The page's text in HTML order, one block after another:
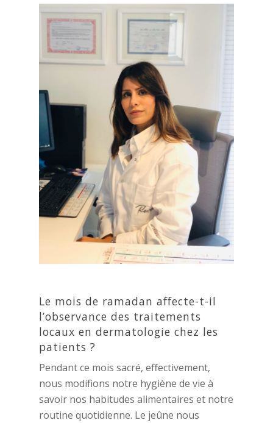
Le mois de ramadan affecte-t-il
l’observance des traitements
locaux en dermatologie chez les
patients ?
Pendant ce mois sacré, effectivement,
nous modifions notre hygiène de vie à
savoir nos habitudes alimentaires et notre
routine quotidienne. Le jeûne nous